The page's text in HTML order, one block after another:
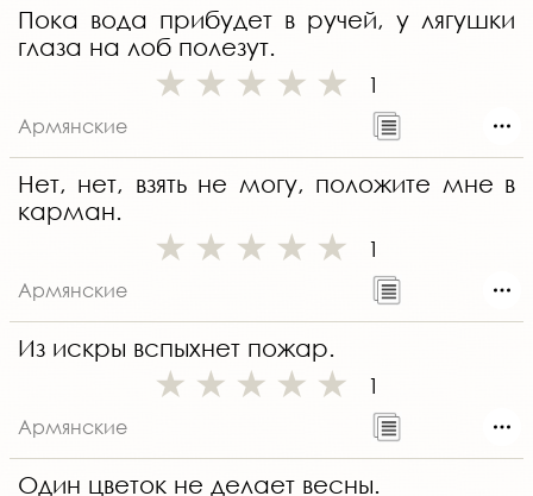
Пока вода прибудет в ручей, у лягушки
глаза на лоб полезут.
1
Армянские
Нет, нет, взять не могу, положите мне в
карман.
1
Армянские
Из искры вспыхнет пожар.
1
Армянские
Один цветок не делает весны.